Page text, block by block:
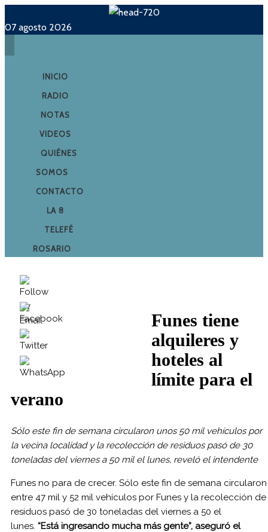
07 agosto 2026
INICIO
RADIO
NOTAS
VIDEOS
QUIÉNES
SOMOS
CONTACTO
LA 8
TELEFÉ
ROSARIO
Funes tiene
alquileres y
hoteles al
límite para el
verano
Sólo este fin de semana circularon unos 50 mil vehículos por
la vecina localidad y la recolección de residuos pasó de 30
toneladas del viernes a 50 mil el lunes, reveló el intendente
Funes no para de crecer. Sólo este fin de semana circularon
entre 47 mil y 52 mil vehículos por Funes y la recolección de
residuos pasó de 30 toneladas del viernes a 50 el
lunes. “Está ingresando mucha más gente”, aseguró el